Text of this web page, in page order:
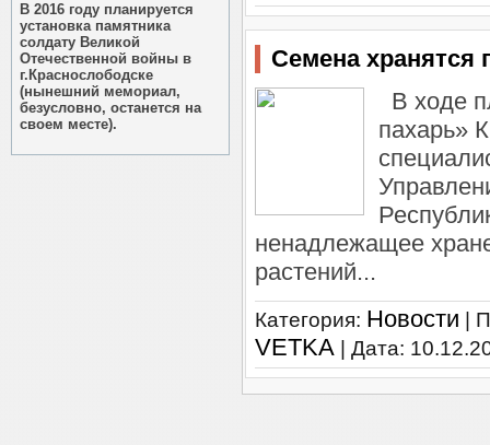
В 2016 году планируется
установка памятника
солдату Великой
Отечественной войны в
г.Краснослободске
(нынешний мемориал,
безусловно, останется на
своем месте).
Семена хранятся
В ходе
пахарь»
ненадлежащее
растений...
Категория: Новости |
VETKA | Дата: